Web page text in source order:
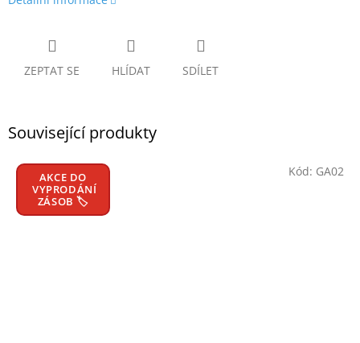
ZEPTAT SE HLÍDAT SDÍLET
Související produkty
AKCE DO
VYPRODÁNÍ
ZÁSOB 🏷️
Kód: GA02